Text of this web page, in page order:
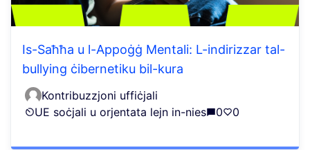
Is-Saħħa u l-Appoġġ Mentali: L-indirizzar tal-
bullying ċibernetiku bil-kura
Kontribuzzjoni uffiċjali
UE soċjali u orjentata lejn in-nies
0 0